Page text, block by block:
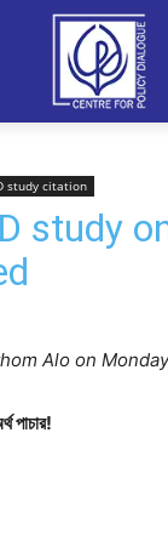
study citation
study
Alo on
পাচার!